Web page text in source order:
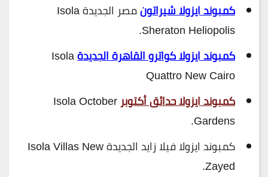
كمبوند ايزولا شيراتون
مصر الجديدة Isola
Sheraton Heliopolis.
كمبوند ايزولا كواترو القاهرة الجديدةIsola
Quattro New Cairo
كمبوند ايزولا حدائق أكتوبرIsola October
Gardens.
كمبوند ايزولا فيلا زايد الجديدة Isola Villas New
Zayed.